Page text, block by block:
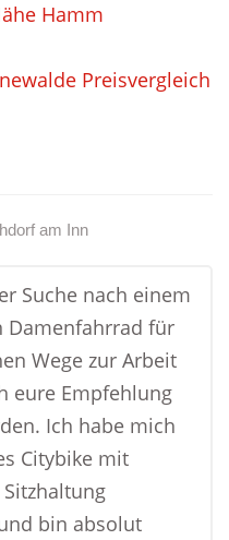
Hamm
Preisvergleich
am Inn
Suche nach einem
Damenfahrrad für
Wege zur Arbeit
eure Empfehlung
Ich habe mich
Citybike mit
bin absolut